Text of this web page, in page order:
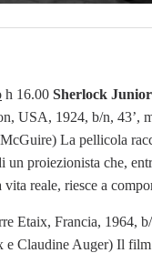
h 16.00 Sherlock
USA, 1924, b/n, 43’,
La pellicola
un proiezionista che,
reale, riesce a
Etaix, Francia, 1964,
e Claudine Auger) Il